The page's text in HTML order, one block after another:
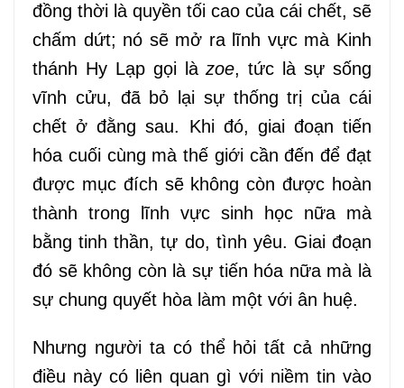
đồng thời là quyền tối cao của cái chết, sẽ
chấm dứt; nó sẽ mở ra lĩnh vực mà Kinh
thánh Hy Lạp gọi làzoe, tức là sự sống
vĩnh cửu, đã bỏ lại sự thống trị của cái
chết ở đằng sau. Khi đó, giai đoạn tiến
hóa cuối cùng mà thế giới cần đến để đạt
được mục đích sẽ không còn được hoàn
thành trong lĩnh vực sinh học nữa mà
bằng tinh thần, tự do, tình yêu. Giai đoạn
đó sẽ không còn là sự tiến hóa nữa mà là
sự chung quyết hòa làm một với ân huệ.
Nhưng người ta có thể hỏi tất cả những
điều này có liên quan gì với niềm tin vào